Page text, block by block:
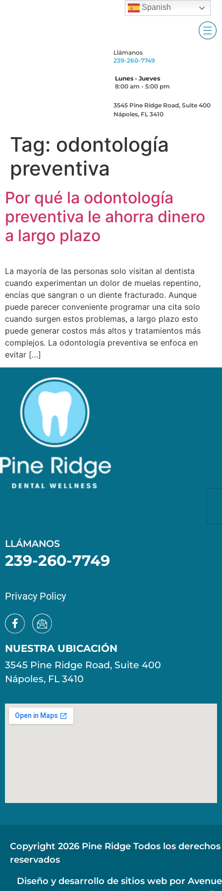
Llámanos
239-260-7749
Lunes - Jueves
8:00 am - 5:00 pm
3545 Pine Ridge Road, Suite 400
Nápoles, FL 3410
Tag: odontología
preventiva
Por qué la odontología
preventiva le ahorra dinero
a largo plazo
La mayoría de las personas solo visitan al dentista
cuando experimentan un dolor de muelas repentino,
encías que sangran o un diente fracturado. Aunque
puede parecer conveniente programar una cita solo
cuando surgen estos problemas, a largo plazo esto
puede generar costos más altos y tratamientos más
complejos. La odontología preventiva se enfoca en
evitar […]
LLÁMANOS
239-260-7749
Privacy Policy
NUESTRA UBICACIÓN
3545 Pine Ridge Road, Suite 400
Nápoles, FL 3410
Copyright 2026 Pine Ridge Todos los derechos
reservados
Diseño y desarrollo de sitios web por Avenue
Spanish